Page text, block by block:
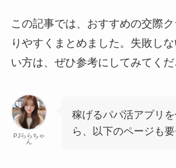
この記事では、おすすめの交際
りやすくまとめました。失敗し
い方は、ぜひ参考にしてみてくだ
PJららちゃ
ん
稼げるパパ活アプリ
ら、以下のページも要